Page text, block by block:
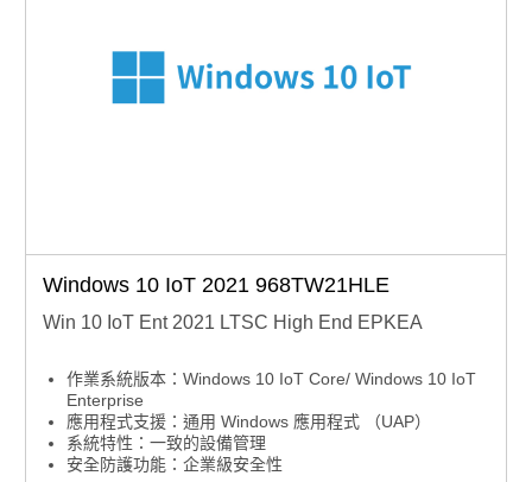
Windows 10 IoT 2021 968TW21HLE
Win 10 IoT Ent 2021 LTSC High End EPKEA
作業系統版本：Windows 10 IoT Core/ Windows 10 IoT
Enterprise
應用程式支援：通用 Windows 應用程式 （UAP）
系統特性：一致的設備管理
安全防護功能：企業級安全性